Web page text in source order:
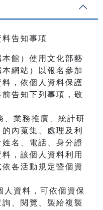
告知事項
館）使用文化部藝
網站）以報名參加
，依個人資料保護
告知下列事項，敬
、業務推廣、統計研
內蒐集、處理及利
名、電話、身分證
，該個人資料利用
各活動規定暨個資
人資料，可依個資保
、閱覽、製給複製